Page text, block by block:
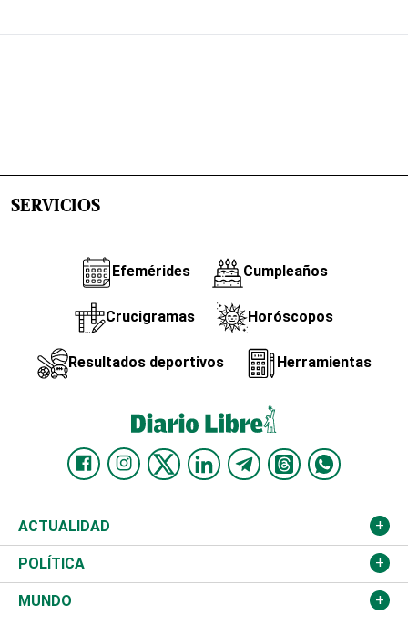
SERVICIOS
Efemérides Cumpleaños
Crucigramas Horóscopos
Resultados deportivos Herramientas
ACTUALIDAD
Nacional
Ciudad
POLÍTICA
Partidos
MUNDO